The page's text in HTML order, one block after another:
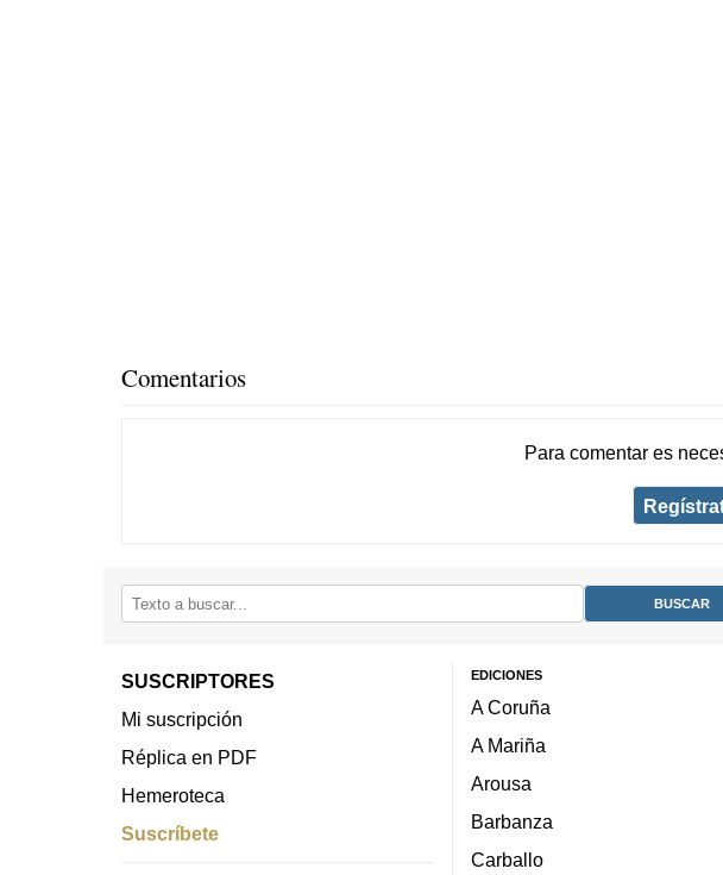
Comentarios
Para comentar es
SUSCRIPTORES
Mi suscripción
Réplica en PDF
Hemeroteca
Suscríbete
EDICIONES
A Coruña
A Mariña
Arousa
Barbanza
Carballo